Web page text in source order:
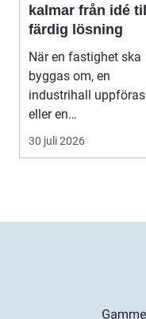
kalmar från idé till
färdig lösning
När en fastighet ska
byggas om, en
industrihall uppföras
eller en
lantbruksanläggning
moderniseras ä...
30 juli 2026